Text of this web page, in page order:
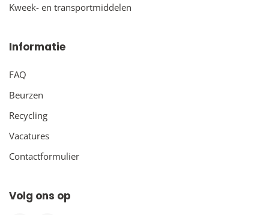
Kweek- en transportmiddelen
Informatie
FAQ
Beurzen
Recycling
Vacatures
Contactformulier
Volg ons op